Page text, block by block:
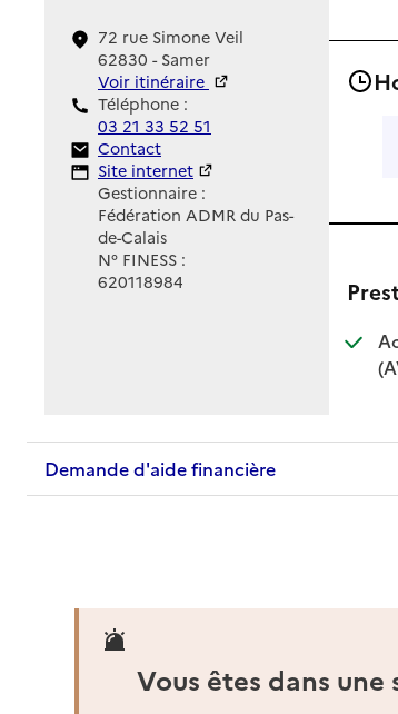
72 rue Simone Veil
62830 - Samer
Voir itinéraire
Téléphone :
03 21 33 52 51
Contact
Contact
Site Internet
Site internet
Gestionnaire :
Fédération ADMR du Pas-
de-Calais
N° FINESS :
620118984
Demande d'aide financière
Vous êtes dans une